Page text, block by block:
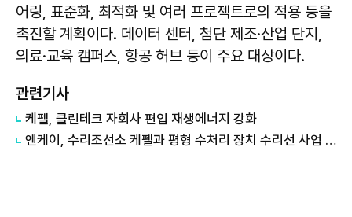
어링, 표준화, 최적화 및 여러 프로젝트로의 적용 등을
촉진할 계획이다. 데이터 센터, 첨단 제조·산업 단지,
의료·교육 캠퍼스, 항공 허브 등이 주요 대상이다.
관련기사
케펠, 클린테크 자회사 편입 재생에너지 강화
엔케이, 수리조선소 케펠과 평형 수처리 장치 수리선 사업 MOU 체결